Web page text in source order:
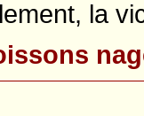
la